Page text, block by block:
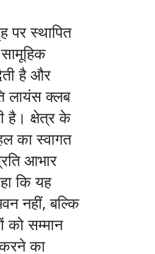
पर स्थापित
है और
लायंस क्लब
है। क्षेत्र के
का स्वागत
आभार
कि यह
नहीं, बल्कि
को सम्मान
का